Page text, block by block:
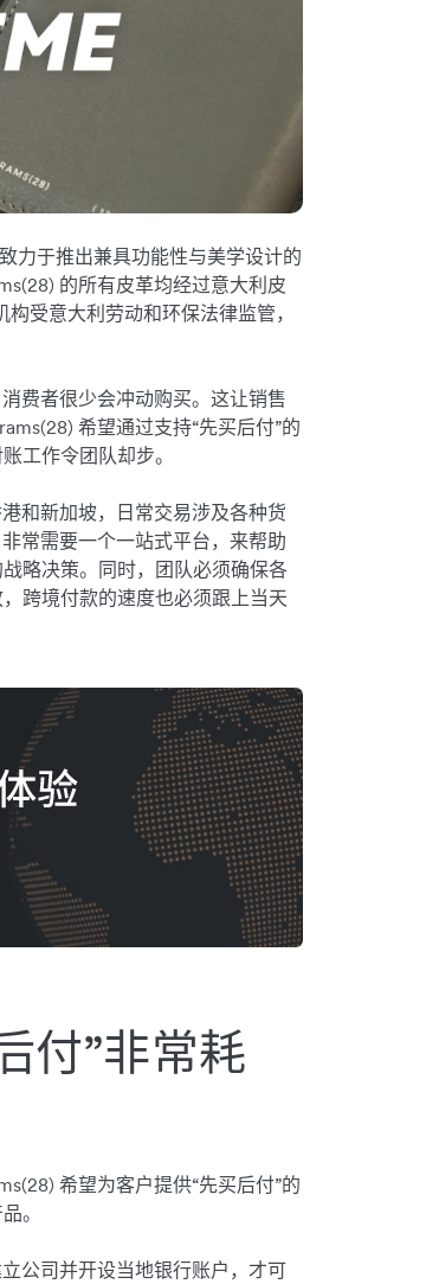
力于推出兼具功能性与美学设计的
的所有皮革均经过意大利皮
受意大利劳动和环保法律监管，
费者很少会冲动购买。这让销售
希望通过支持“先买后付”的
工作令团队却步。
和新加坡，日常交易涉及各种货
常需要一个一站式平台，来帮助
略决策。同时，团队必须确保各
跨境付款的速度也必须跟上当天
付”非常耗
希望为客户提供“先买后付”的
。
公司并开设当地银行账户，才可